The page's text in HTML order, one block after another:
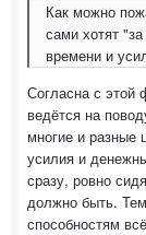
Как можно
сами хотят
времени и
Согласна с этой
ведётся на
многие и
усилия и
сразу, ровно
должно быть.
способностям